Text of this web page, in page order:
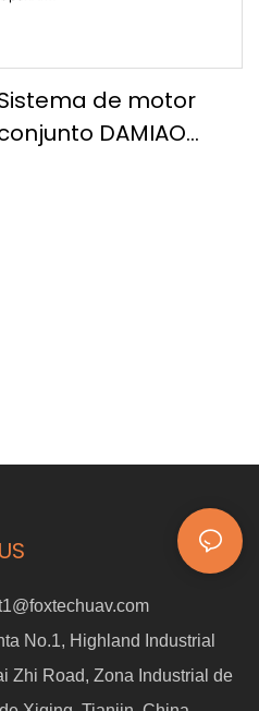
de motor
DAMIAO
No.1, Highland Industrial
Zhi Road, Zona Industrial de